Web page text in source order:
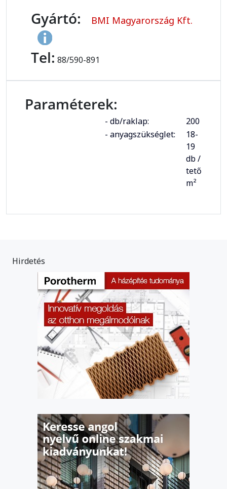
Gyártó: BMI Magyarország Kft.
Tel: 88/590-891
Paraméterek:
- db/raklap:
200
- anyagszükséglet:
18-
19
db /
tető
m²
Hirdetés